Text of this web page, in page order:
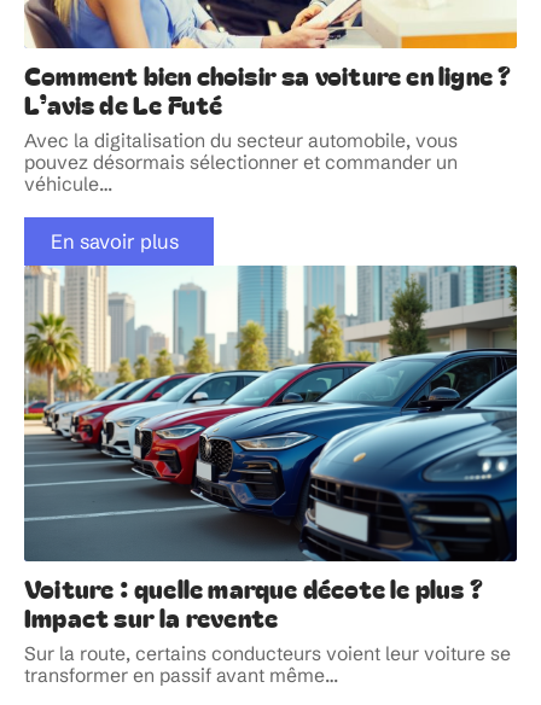
Comment bien choisir sa voiture en ligne ?
L’avis de Le Futé
Avec la digitalisation du secteur automobile, vous
pouvez désormais sélectionner et commander un
véhicule…
En savoir plus
Voiture : quelle marque décote le plus ?
Impact sur la revente
Sur la route, certains conducteurs voient leur voiture se
transformer en passif avant même…